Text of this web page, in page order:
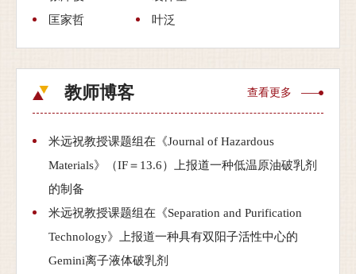
匡家哲
叶泛
教师博客 查看更多
米远祝教授课题组在《Journal of Hazardous
Materials》（IF＝13.6）上报道一种低温原油破乳剂
的制备
米远祝教授课题组在《Separation and Purification
Technology》上报道一种具有双阳子活性中心的
Gemini离子液体破乳剂